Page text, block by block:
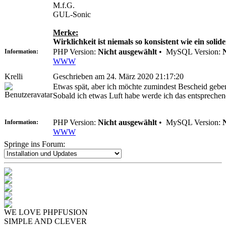
M.f.G.
GUL-Sonic
Merke:
Wirklichkeit ist niemals so konsistent wie ein
Information: PHP Version: Nicht ausgewählt • MySQL Version:
WWW
Krelli
Geschrieben am 24. März 2020 21:17:20
Etwas spät, aber ich möchte zumindest Bescheid
Sobald ich etwas Luft habe werde ich das
Information: PHP Version: Nicht ausgewählt • MySQL Version:
WWW
Springe ins Forum:
WE LOVE PHPFUSION
SIMPLE AND CLEVER